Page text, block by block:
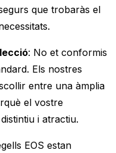
que trobaràs el
: No et conformis
Els nostres
entre una àmplia
el vostre
i atractiu.
EOS estan